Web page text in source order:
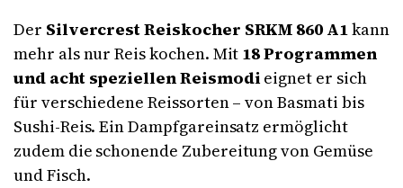
Der Silvercrest Reiskocher SRKM 860 A1kann
mehr als nur Reis kochen. Mit 18 Programmen
und acht speziellen Reismodieignet er sich
für verschiedene Reissorten – von Basmati bis
Sushi-Reis. Ein Dampfgareinsatz ermöglicht
zudem die schonende Zubereitung von Gemüse
und Fisch.